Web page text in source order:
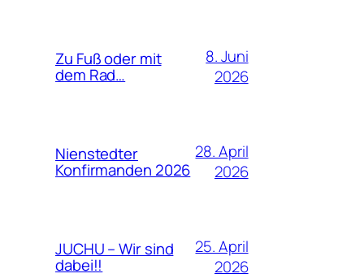
Zu Fuß oder mit
dem Rad…
8. Juni
2026
Nienstedter
Konfirmanden 2026
28. April
2026
JUCHU – Wir sind
dabei!!
25. April
2026